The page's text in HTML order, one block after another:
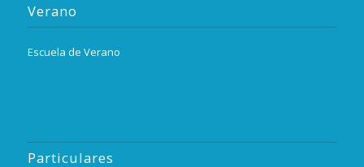
Verano
Escuela de Verano
Particulares